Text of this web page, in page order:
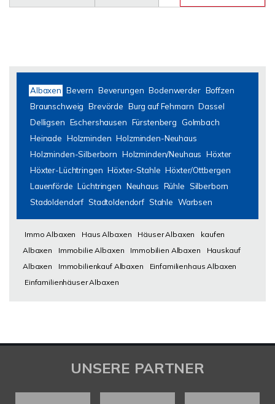
Albaxen Bevern Beverungen Bodenwerder Boffzen
Braunschweig Brevörde Burg auf Fehmarn Dassel
Delligsen Eschershausen Fürstenberg
Golmbach
Heinade Holzminden Holzminden-Neuhaus
Holzminden-Silberborn Holzminden/Neuhaus Höxter
Höxter-Lüchtringen Höxter-Stahle Höxter/Ottbergen
Lauenförde Lüchtringen Neuhaus Rühle Silberborn
Stadoldendorf Stadtoldendorf Stahle Warbsen
Immo Albaxen Haus Albaxen Häuser Albaxen
kaufen
Albaxen
Immobilie Albaxen Immobilien Albaxen
Hauskauf
Albaxen
Immobilienkauf Albaxen
Einfamilienhaus Albaxen
Einfamilienhäuser Albaxen
UNSERE PARTNER